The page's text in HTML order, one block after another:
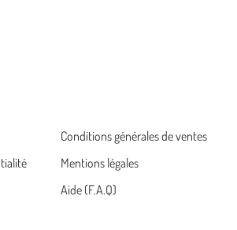
Conditions générales de ventes
Mentions légales
Aide (F.A.Q)